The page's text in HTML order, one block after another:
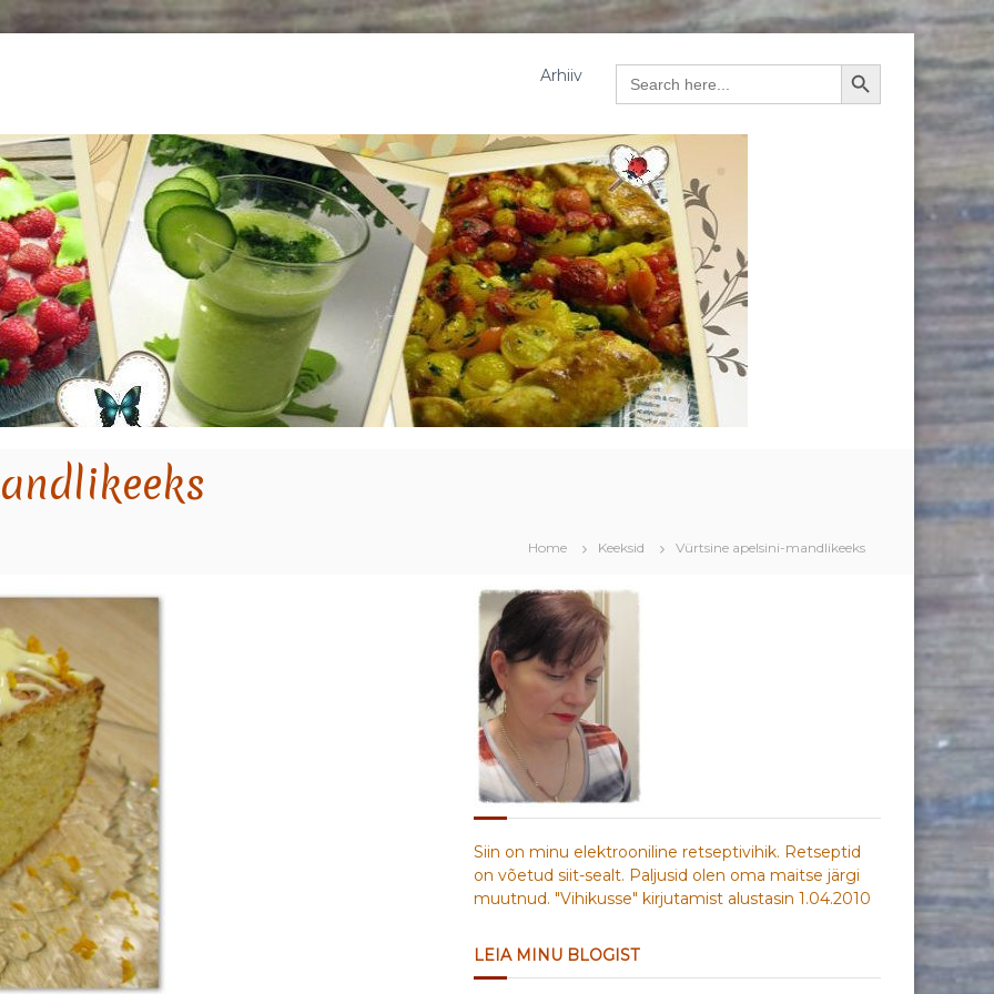
Arhiiv
Home Keeksid Vürtsine apelsini-mandlikeeks
Siin on minu elektrooniline retseptivihik. Retseptid
on võetud siit-sealt. Paljusid olen oma maitse järgi
muutnud. "Vihikusse" kirjutamist alustasin 1.04.2010
LEIA MINU BLOGIST